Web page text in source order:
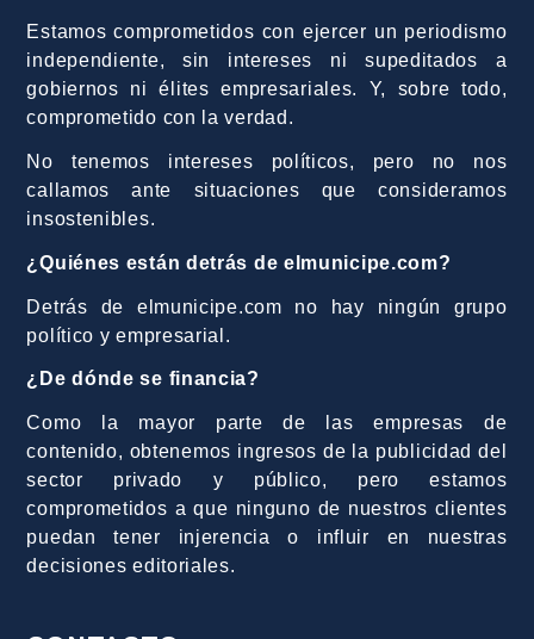
Estamos comprometidos con ejercer un periodismo
independiente, sin intereses ni supeditados a
gobiernos ni élites empresariales. Y, sobre todo,
comprometido con la verdad.
No tenemos intereses políticos, pero no nos
callamos ante situaciones que consideramos
insostenibles.
¿Quiénes están detrás de elmunicipe.com?
Detrás de elmunicipe.com no hay ningún grupo
político y empresarial.
¿De dónde se financia?
Como la mayor parte de las empresas de
contenido, obtenemos ingresos de la publicidad del
sector privado y público, pero estamos
comprometidos a que ninguno de nuestros clientes
puedan tener injerencia o influir en nuestras
decisiones editoriales.